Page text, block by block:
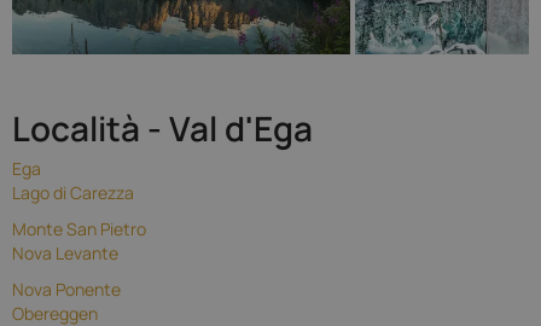
Località - Val d'Ega
Ega
Lago di Carezza
Monte San Pietro
Nova Levante
Nova Ponente
Obereggen